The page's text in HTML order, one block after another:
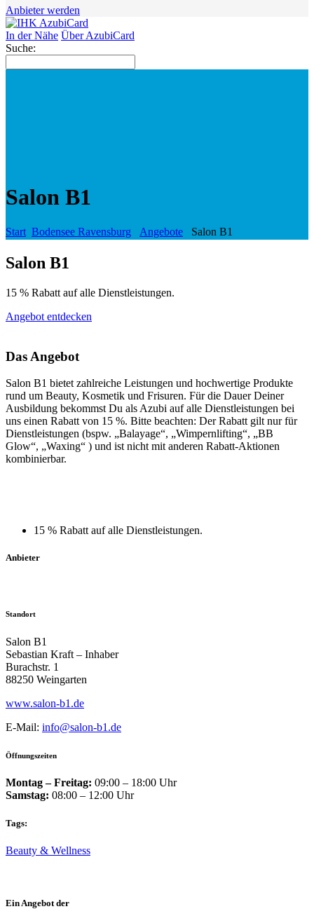
Anbieter werden
In der Nähe Über AzubiCard
Suche:
Salon B1
Start Bodensee Ravensburg Angebote Salon B1
Salon B1
15 % Rabatt auf alle Dienstleistungen.
Angebot entdecken
Das Angebot
Salon B1 bietet zahlreiche Leistungen und hochwertige Produkte
rund um Beauty, Kosmetik und Frisuren. Für die Dauer Deiner
Ausbildung bekommst Du als Azubi auf alle Dienstleistungen bei
uns einen Rabatt von 15 %. Bitte beachten: Der Rabatt gilt nur für
Dienstleistungen (bspw. „Balayage“, „Wimpernlifting“, „BB
Glow“, „Waxing“ ) und ist nicht mit anderen Rabatt-Aktionen
kombinierbar.
15 % Rabatt auf alle Dienstleistungen.
Anbieter
Standort
Salon B1
Sebastian Kraft – Inhaber
Burachstr. 1
88250 Weingarten
www.salon-b1.de
E-Mail: info@salon-b1.de
Öffnungszeiten
Montag – Freitag: 09:00 – 18:00 Uhr
Samstag: 08:00 – 12:00 Uhr
Tags:
Beauty & Wellness
Ein Angebot der